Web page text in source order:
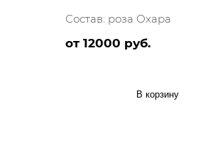
Состав: роза Охара
от 12000 руб.
В корзину